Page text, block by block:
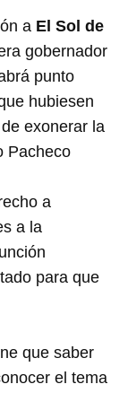
a El Sol de
gobernador
punto
hubiesen
exonerar la
Pacheco
a
a la
para que
que saber
el tema